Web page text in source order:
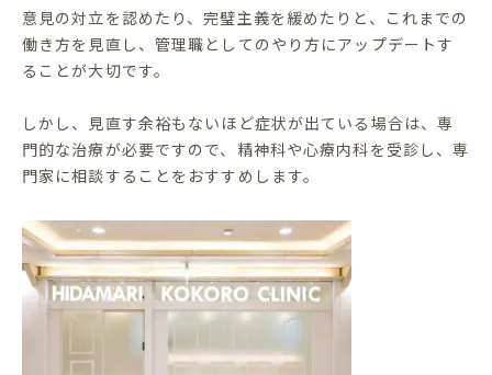
意見の対立を認めたり、完璧主義を緩めたりと、これまでの
働き方を見直し、管理職としてのやり方にアップデートす
ることが大切です。
しかし、見直す余裕もないほど症状が出ている場合は、専
門的な治療が必要ですので、精神科や心療内科を受診し、専
門家に相談することをおすすめします。